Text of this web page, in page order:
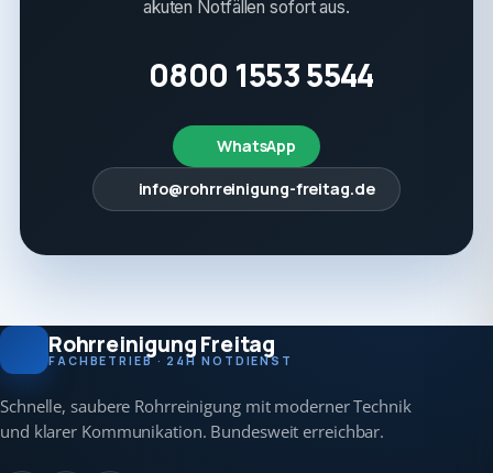
akuten Notfällen sofort aus.
0800 1553 5544
WhatsApp
info@rohrreinigung-freitag.de
Rohrreinigung Freitag
FACHBETRIEB · 24H NOTDIENST
Schnelle, saubere Rohrreinigung mit moderner Technik
und klarer Kommunikation. Bundesweit erreichbar.